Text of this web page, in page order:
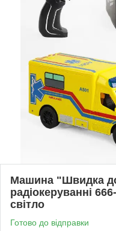
Машина "Швидка
радіокеруванні
світло
Готово до відправки